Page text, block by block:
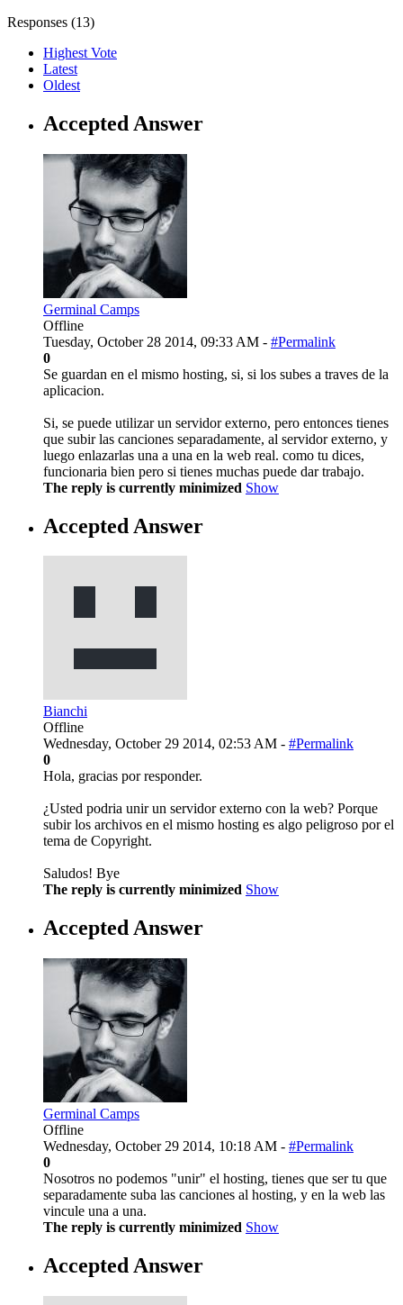
Responses (13)
Highest Vote
Latest
Oldest
Accepted Answer
Germinal Camps
Offline
Tuesday, October 28 2014, 09:33 AM - #Permalink
0
Se guardan en el mismo hosting, si, si los subes a traves de la
aplicacion.
Si, se puede utilizar un servidor externo, pero entonces tienes
que subir las canciones separadamente, al servidor externo, y
luego enlazarlas una a una en la web real. como tu dices,
funcionaria bien pero si tienes muchas puede dar trabajo.
The reply is currently minimized Show
Accepted Answer
Bianchi
Offline
Wednesday, October 29 2014, 02:53 AM - #Permalink
0
Hola, gracias por responder.
¿Usted podria unir un servidor externo con la web? Porque
subir los archivos en el mismo hosting es algo peligroso por el
tema de Copyright.
Saludos! Bye
The reply is currently minimized Show
Accepted Answer
Germinal Camps
Offline
Wednesday, October 29 2014, 10:18 AM - #Permalink
0
Nosotros no podemos "unir" el hosting, tienes que ser tu que
separadamente suba las canciones al hosting, y en la web las
vincule una a una.
The reply is currently minimized Show
Accepted Answer